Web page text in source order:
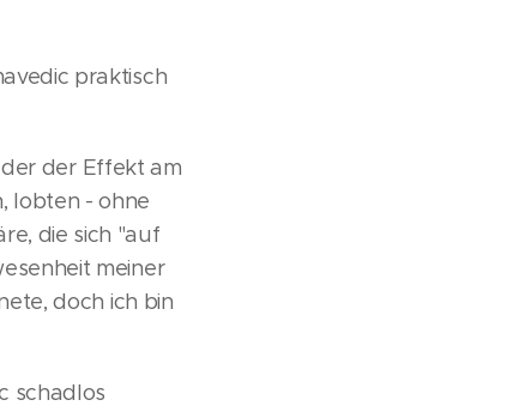
praktisch
der der Effekt am
lobten - ohne
die sich "auf
meiner
doch ich bin
schadlos